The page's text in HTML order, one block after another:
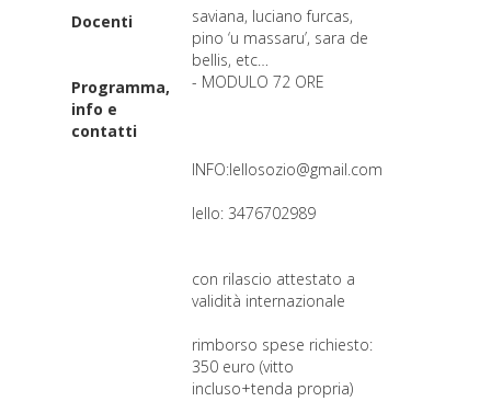
Docenti
saviana, luciano furcas,
pino ‘u massaru’, sara de
bellis, etc…
Programma,
info e
contatti
- MODULO 72 ORE
INFO:lellosozio@gmail.com
lello: 3476702989
con rilascio attestato a
validità internazionale
rimborso spese richiesto:
350 euro (vitto
incluso+tenda propria)